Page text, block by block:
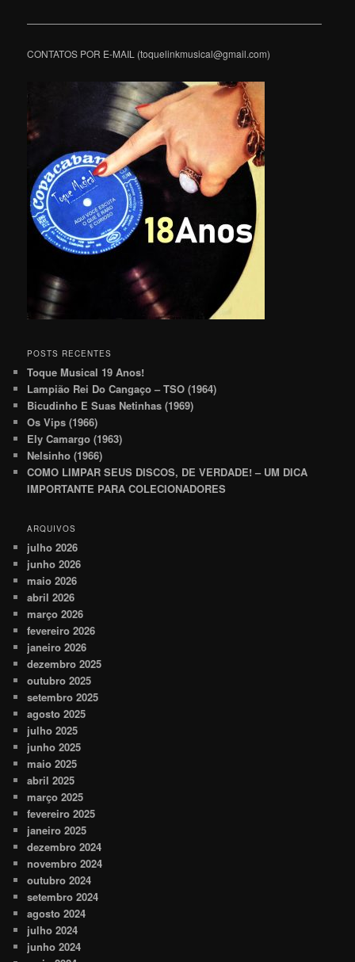
———————————————————————————————
CONTATOS POR E-MAIL (toquelinkmusical@gmail.com)
POSTS RECENTES
Toque Musical 19 Anos!
Lampião Rei Do Cangaço – TSO (1964)
Bicudinho E Suas Netinhas (1969)
Os Vips (1966)
Ely Camargo (1963)
Nelsinho (1966)
COMO LIMPAR SEUS DISCOS, DE VERDADE! – UM DICA
IMPORTANTE PARA COLECIONADORES
ARQUIVOS
julho 2026
junho 2026
maio 2026
abril 2026
março 2026
fevereiro 2026
janeiro 2026
dezembro 2025
outubro 2025
setembro 2025
agosto 2025
julho 2025
junho 2025
maio 2025
abril 2025
março 2025
fevereiro 2025
janeiro 2025
dezembro 2024
novembro 2024
outubro 2024
setembro 2024
agosto 2024
julho 2024
junho 2024